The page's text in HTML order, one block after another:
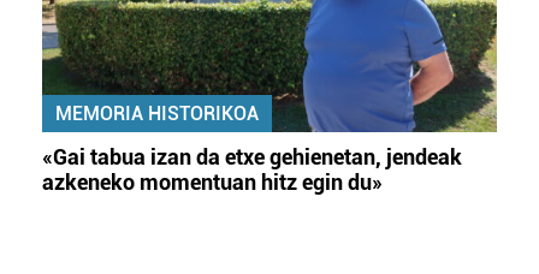
MEMORIA HISTORIKOA
«Gai tabua izan da etxe gehienetan, jendeak
azkeneko momentuan hitz egin du»